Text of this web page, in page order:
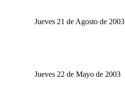
Jueves 21 de Agosto de 2003
Jueves 22 de Mayo de 2003